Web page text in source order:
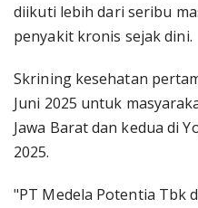
diikuti lebih dari seribu
penyakit kronis sejak dini.
Skrining kesehatan
Juni 2025 untuk
Jawa Barat dan kedua di
2025.
"PT Medela Potentia Tbk